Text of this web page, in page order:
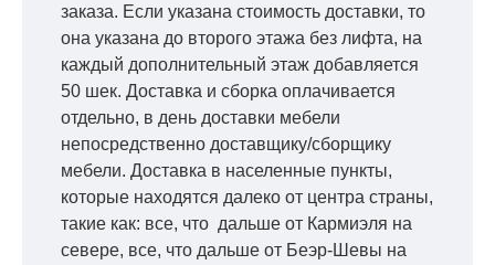
заказа. Если указана стоимость доставки, то
она указана до второго этажа без лифта, на
каждый дополнительный этаж добавляется
50 шек. Доставка и сборка оплачивается
отдельно, в день доставки мебели
непосредственно доставщику/сборщику
мебели. Доставка в населенные пункты,
которые находятся далеко от центра страны,
такие как: все, что дальше от Кармиэля на
севере, все, что дальше от Беэр-Шевы на